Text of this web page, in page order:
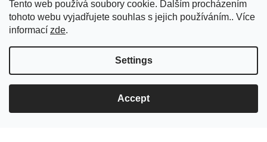
Tento web používá soubory cookie. Dalším procházením
tohoto webu vyjadřujete souhlas s jejich používáním.. Více
informací zde.
Settings
Accept
Brno, Radnická 4
Tue–Fri 11–19 h
Sat 14–19 h
© 2026 ArtMap. All rights reserved.